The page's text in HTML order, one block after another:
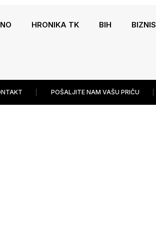
HRONIKA TK BIH BIZNIS
POŠALJITE NAM VAŠU PRIČU